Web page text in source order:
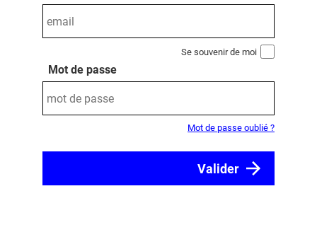
Se souvenir de moi
Mot de passe
Mot de passe oublié ?